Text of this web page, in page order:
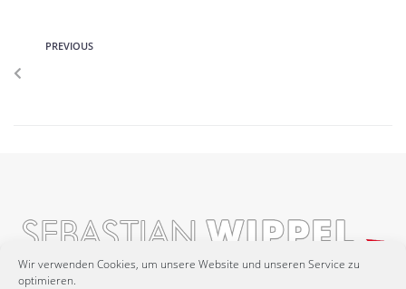
Wir verwenden Cookies, um unsere Website und unseren Service zu
optimieren.
PREVIOUS